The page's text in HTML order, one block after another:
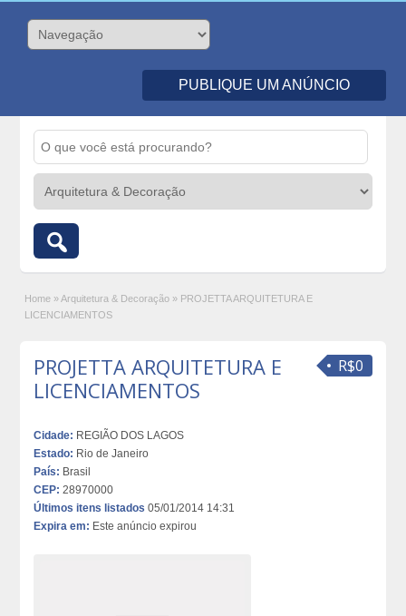
PUBLIQUE UM ANÚNCIO
Home » Arquitetura & Decoração » PROJETTA ARQUITETURA E
LICENCIAMENTOS
R$0
PROJETTA ARQUITETURA E
LICENCIAMENTOS
Cidade: REGIÃO DOS LAGOS
Estado: Rio de Janeiro
País: Brasil
CEP: 28970000
Últimos itens listados 05/01/2014 14:31
Expira em: Este anúncio expirou